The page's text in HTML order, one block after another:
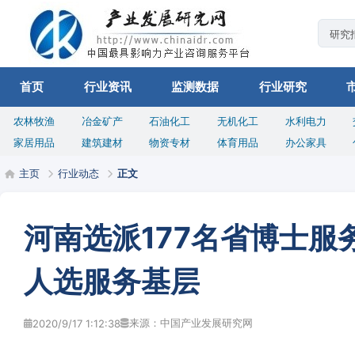
首页 行业资讯 监测数据 行业研究
农林牧渔 冶金矿产 石油化工 无机化工 水利电力
家居用品
建筑建材 物资专材 体育用品 办公家具
主页 行业动态 正文
河南选派177名省博士服
人选服务基层
2020/9/17 1:12:38 来源：中国产业发展研究网